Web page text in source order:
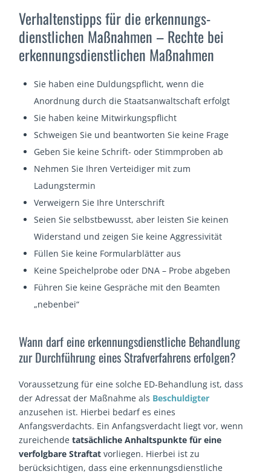
Verhaltenstipps für die erkennungs­
dienstlichen Maßnahmen – Rechte bei
erkennungsdienstlichen Maßnahmen
Sie haben eine Duldungspflicht, wenn die
Anordnung durch die Staatsanwaltschaft erfolgt
Sie haben keine Mitwirkungspflicht
Schweigen Sie und beantworten Sie keine Frage
Geben Sie keine Schrift- oder Stimmproben ab
Nehmen Sie Ihren Verteidiger mit zum
Ladungstermin
Verweigern Sie Ihre Unterschrift
Seien Sie selbstbewusst, aber leisten Sie keinen
Widerstand und zeigen Sie keine Aggressivität
Füllen Sie keine Formularblätter aus
Keine Speichelprobe oder DNA – Probe abgeben
Führen Sie keine Gespräche mit den Beamten
„nebenbei“
Wann darf eine erkennungsdienstliche Behandlung
zur Durchführung eines Strafverfahrens erfolgen?
Voraussetzung für eine solche ED-Behandlung ist, dass
der Adressat der Maßnahme als Beschuldigter
anzusehen ist. Hierbei bedarf es eines
Anfangsverdachts. Ein Anfangsverdacht liegt vor, wenn
zureichendetatsächliche Anhaltspunkte für eine
verfolgbare Straftat vorliegen. Hierbei ist zu
berücksichtigen, dass eine erkennungsdienstliche